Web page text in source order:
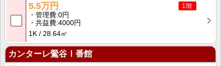
1階
5.5万円
管理費 0円
共益費 4000円
1K
28.64㎡
カンターレ鶯谷Ⅰ番館